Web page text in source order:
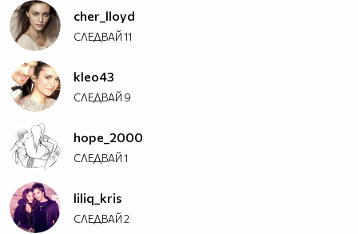
cher_lloyd
СЛЕДВАЙ11
kleo43
СЛЕДВАЙ 9
hope_2000
СЛЕДВАЙ1
liliq_kris
СЛЕДВАЙ2